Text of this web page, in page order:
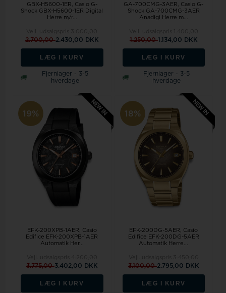
GBX-H5600-1ER, Casio G-
Shock GBX-H5600-1ER Digital
Herre m/r...
2.700,002.430,00 DKK
LÆG I KURV
Fjernlager - 3-5
hverdage
GA-700CMG-3AER, Casio G-
Shock GA-700CMG-3AER
Anadigi Herre m...
1.250,001.134,00 DKK
LÆG I KURV
Fjernlager - 3-5
hverdage
19%
EFK-200XPB-1AER, Casio
Edifice EFK-200XPB-1AER
Automatik Her...
3.775,003.402,00 DKK
LÆG I KURV
18%
EFK-200DG-5AER, Casio
Edifice EFK-200DG-5AER
Automatik Herre...
3.100,002.795,00 DKK
LÆG I KURV